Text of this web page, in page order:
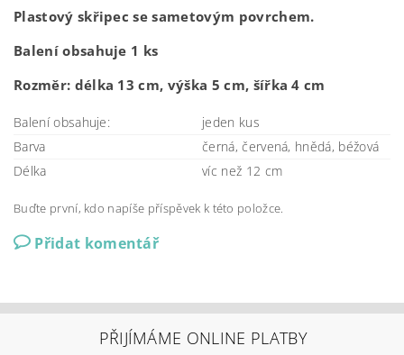
Plastový skřipec se sametovým povrchem.
Balení obsahuje 1 ks
Rozměr: délka 13 cm, výška 5 cm, šířka 4 cm
Balení obsahuje:
jeden kus
Barva
černá, červená, hnědá, béžová
Délka
víc než 12 cm
Buďte první, kdo napíše příspěvek k této položce.
Přidat komentář
PŘIJÍMÁME ONLINE PLATBY